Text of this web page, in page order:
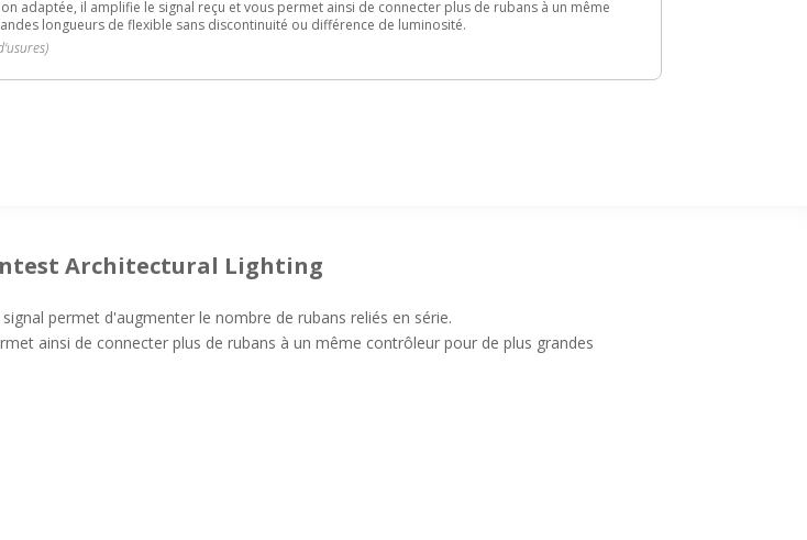
adaptée, il amplifie le signal reçu et vous permet ainsi de connecter plus de rubans à un même
longueurs de flexible sans discontinuité ou différence de luminosité.
Architectural Lighting
permet d'augmenter le nombre de rubans reliés en série.
ainsi de connecter plus de rubans à un même contrôleur pour de plus grandes